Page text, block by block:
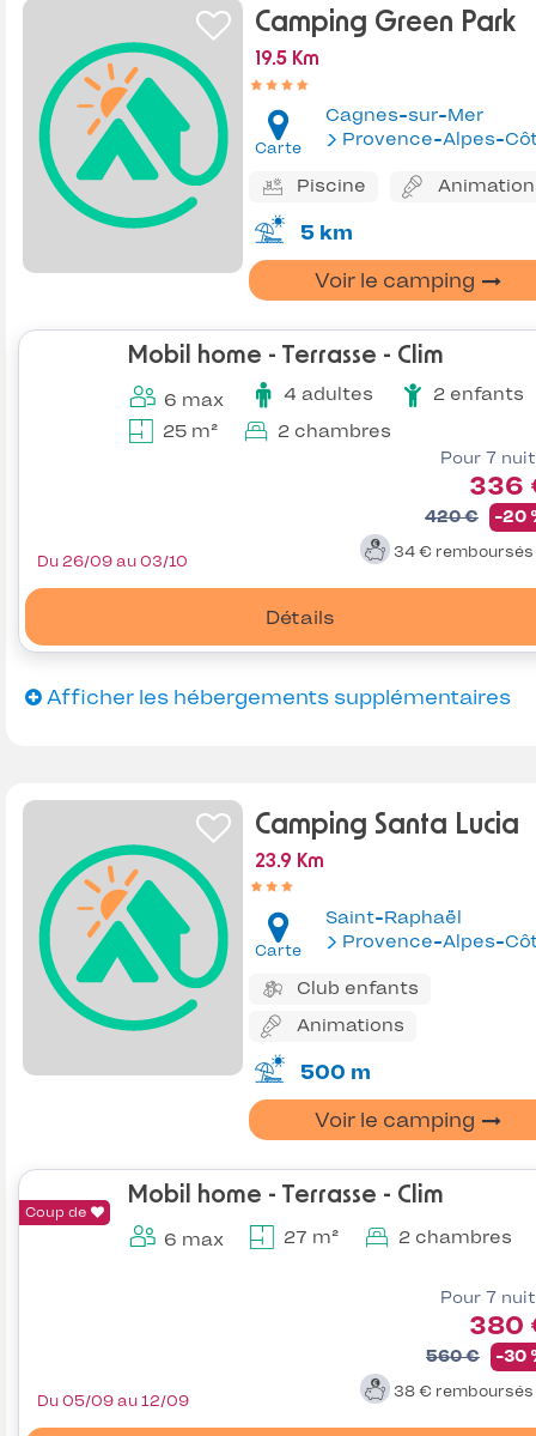
Camping Green Park
19.5 Km
Carte
Cagnes-sur-Mer
Provence-Alpes-Côte
Piscine
5 km
Voir le camping
Mobil home - Terrasse - Clim
6 max 4 adultes
2 enfants
25 m²
2 chambres
Pour 7
336
420 € -20
34 € remboursés
Détails
Du 26/09 au 03/10
Afficher les hébergements supplémentaires
Camping Santa Lucia
23.9 Km
Carte
Saint-Raphaël
Provence-Alpes-Côte
Club enfants
Animations
500 m
Voir le camping
Coup de
Mobil home - Terrasse - Clim
6 max 27 m² 2 chambres
Pour 7
380
560 € -30
38 € remboursés
Du 05/09 au 12/09